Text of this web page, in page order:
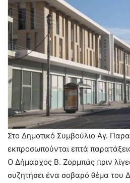
Στο Δημοτικό Συμβούλιο Αγ.
εκπροσωπούνται επτά
Ο Δήμαρχος Β. Ζορμπάς πριν
συζητήσει ένα σοβαρό θέμα του